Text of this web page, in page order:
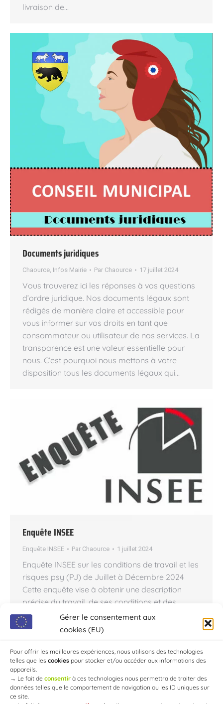
Gérer le consentement aux
cookies (EU)
Pour offrir les meilleures expériences, nous utilisons des technologies
telles que les cookies pour stocker et/ou accéder aux informations des
appareils.
→ Le fait de consentir à ces technologies nous permettra de traiter des
données telles que le comportement de navigation ou les ID uniques sur
ce site.
livraison de…
Documents juridiques
Chaource, Infos Mairie Par Chaource 17 juillet 2024
Vous trouverez ici les réponses à vos questions
d’ordre juridique. Nos documents légaux sont
rédigés de manière claire et accessible pour
vous informer sur vos droits en tant que
consommateur ou utilisateur de nos services. La
transparence est une valeur essentielle pour
nous. C’est pourquoi nous mettons à votre
disposition tous les documents légaux qui…
Enquête INSEE
Enquête INSEE Par Chaource 1 juillet 2024
Enquête INSEE sur les conditions de travail et les
risques psy (PJ) de Juillet à Décembre 2024
Cette enquête vise à obtenir une description
précise du travail, de ses conditions et des
risques professionnels sous divers angles tels
que les horaires, le télétravail, les discriminations
travail.…